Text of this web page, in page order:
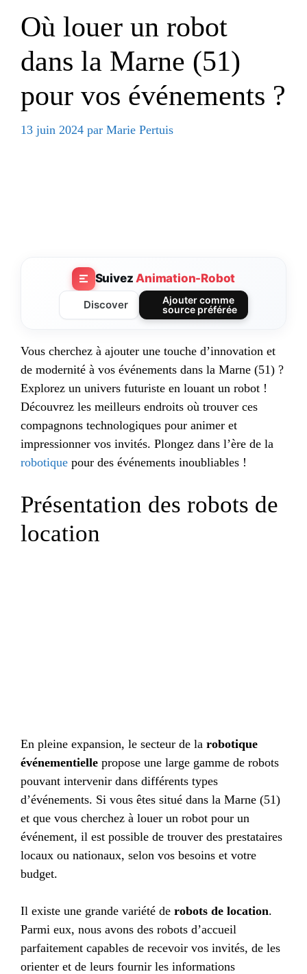
Où louer un robot
dans la Marne (51)
pour vos événements ?
13 juin 2024 par Marie Pertuis
SuivezAnimation-Robot
Discover
Ajouter comme
source préférée
Vous cherchez à ajouter une touche d’innovation et
de modernité à vos événements dans la Marne (51) ?
Explorez un univers futuriste en louant un robot !
Découvrez les meilleurs endroits où trouver ces
compagnons technologiques pour animer et
impressionner vos invités. Plongez dans l’ère de la
robotique pour des événements inoubliables !
Présentation des robots de
location
En pleine expansion, le secteur de la robotique
événementielle propose une large gamme de robots
pouvant intervenir dans différents types
d’événements. Si vous êtes situé dans la Marne (51)
et que vous cherchez à louer un robot pour un
événement, il est possible de trouver des prestataires
locaux ou nationaux, selon vos besoins et votre
budget.
Il existe une grande variété de robots de location.
Parmi eux, nous avons des robots d’accueil
parfaitement capables de recevoir vos invités, de les
orienter et de leurs fournir les informations